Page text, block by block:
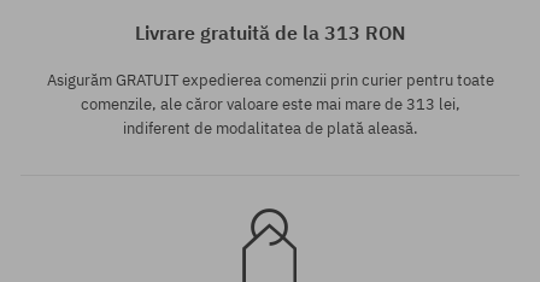
Livrare gratuită de la 313 RON
Asigurăm GRATUIT expedierea comenzii prin curier pentru toate
comenzile, ale căror valoare este mai mare de 313 lei,
indiferent de modalitatea de plată aleasă.